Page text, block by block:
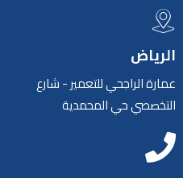
الرياض
عمارة الراجحي للتعمير - شارع
التخصصي حي المحمدية